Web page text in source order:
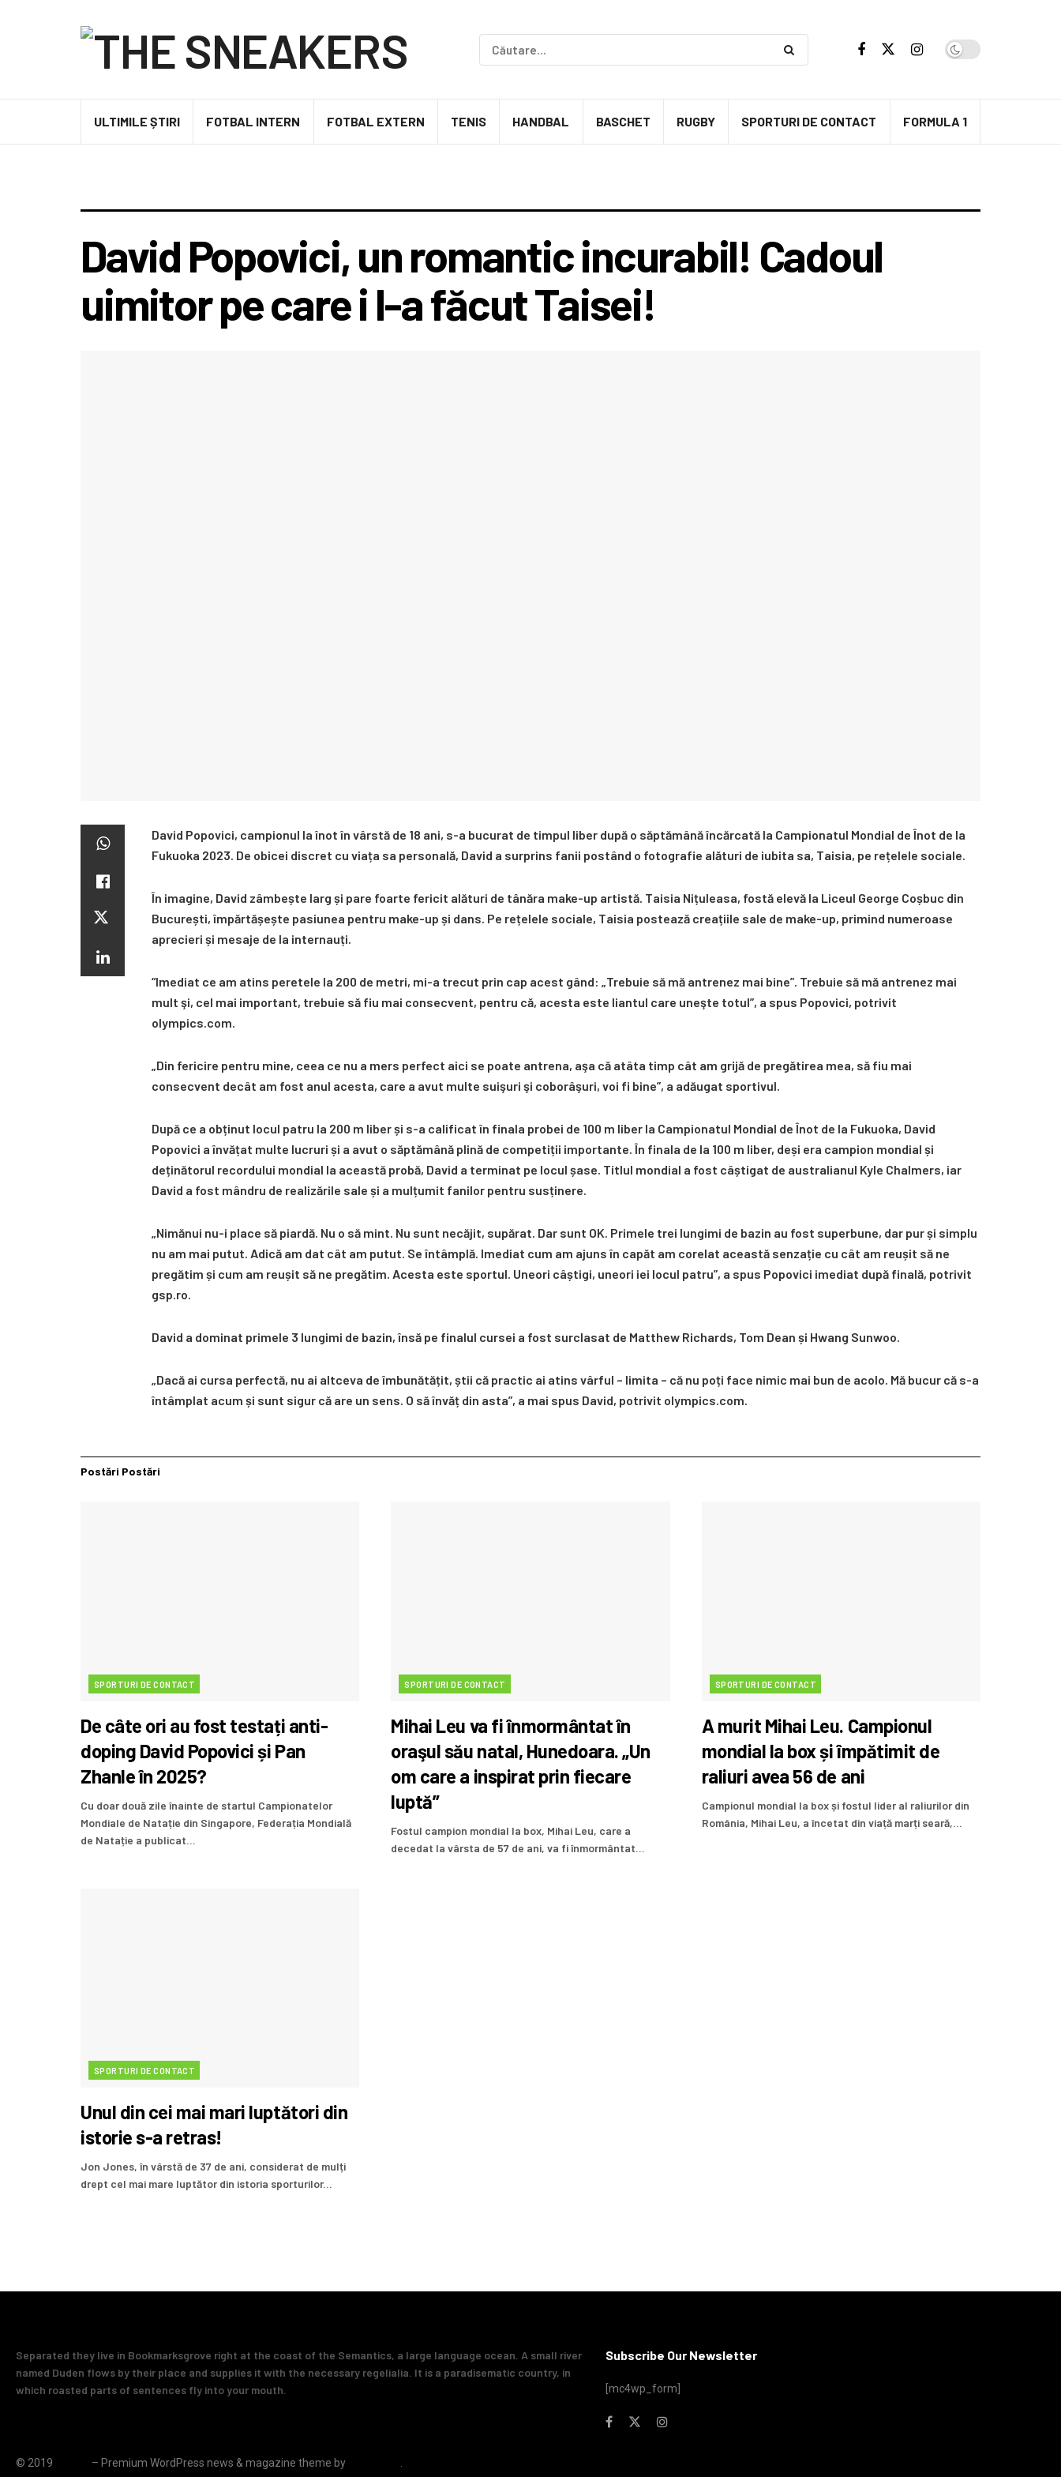
ULTIMILE ȘTIRI FOTBAL INTERN FOTBAL EXTERN TENIS HANDBAL BASCHET RUGBY SPORTURI DE CONTACT FORMULA 1
David Popovici, un romantic incurabil! Cadoul
uimitor pe care i l-a făcut Taisei!
David Popovici, campionul la înot în vârstă de 18 ani, s-a bucurat de timpul liber după o săptămână încărcată la Campionatul Mondial de Înot de la
Fukuoka 2023. De obicei discret cu viața sa personală, David a surprins fanii postând o fotografie alături de iubita sa, Taisia, pe rețelele sociale.
În imagine, David zâmbește larg și pare foarte fericit alături de tânăra make-up artistă. Taisia Nițuleasa, fostă elevă la Liceul George Coșbuc din
București, împărtășește pasiunea pentru make-up și dans. Pe rețelele sociale, Taisia postează creațiile sale de make-up, primind numeroase
aprecieri și mesaje de la internauți.
“Imediat ce am atins peretele la 200 de metri, mi-a trecut prin cap acest gând: „Trebuie să mă antrenez mai bine”. Trebuie să mă antrenez mai
mult şi, cel mai important, trebuie să fiu mai consecvent, pentru că, acesta este liantul care uneşte totul”, a spus Popovici, potrivit
olympics.com.
„Din fericire pentru mine, ceea ce nu a mers perfect aici se poate antrena, aşa că atâta timp cât am grijă de pregătirea mea, să fiu mai
consecvent decât am fost anul acesta, care a avut multe suişuri şi coborâşuri, voi fi bine”, a adăugat sportivul.
După ce a obținut locul patru la 200 m liber și s-a calificat în finala probei de 100 m liber la Campionatul Mondial de Înot de la Fukuoka, David
Popovici a învățat multe lucruri și a avut o săptămână plină de competiții importante. În finala de la 100 m liber, deși era campion mondial și
deținătorul recordului mondial la această probă, David a terminat pe locul șase. Titlul mondial a fost câștigat de australianul Kyle Chalmers, iar
David a fost mândru de realizările sale și a mulțumit fanilor pentru susținere.
„Nimănui nu-i place să piardă. Nu o să mint. Nu sunt necăjit, supărat. Dar sunt OK. Primele trei lungimi de bazin au fost superbune, dar pur și simplu
nu am mai putut. Adică am dat cât am putut. Se întâmplă. Imediat cum am ajuns în capăt am corelat această senzație cu cât am reușit să ne
pregătim și cum am reușit să ne pregătim. Acesta este sportul. Uneori câștigi, uneori iei locul patru”, a spus Popovici imediat după finală, potrivit
gsp.ro.
David a dominat primele 3 lungimi de bazin, însă pe finalul cursei a fost surclasat de Matthew Richards, Tom Dean și Hwang Sunwoo.
„Dacă ai cursa perfectă, nu ai altceva de îmbunătățit, știi că practic ai atins vârful – limita – că nu poți face nimic mai bun de acolo. Mă bucur că s-a
întâmplat acum și sunt sigur că are un sens. O să învăț din asta”, a mai spus David, potrivit olympics.com.
Postări Postări
SPORTURI DE CONTACT
De câte ori au fost testați anti-
doping David Popovici și Pan
Zhanle în 2025?
Cu doar două zile înainte de startul Campionatelor
Mondiale de Natație din Singapore, Federația Mondială
de Natație a publicat...
SPORTURI DE CONTACT
Mihai Leu va fi înmormântat în
oraşul său natal, Hunedoara. „Un
om care a inspirat prin fiecare
luptă”
Fostul campion mondial la box, Mihai Leu, care a
decedat la vârsta de 57 de ani, va fi înmormântat...
SPORTURI DE CONTACT
A murit Mihai Leu. Campionul
mondial la box și împătimit de
raliuri avea 56 de ani
Campionul mondial la box și fostul lider al raliurilor din
România, Mihai Leu, a încetat din viață marți seară,...
SPORTURI DE CONTACT
Unul din cei mai mari luptători din
istorie s-a retras!
Jon Jones, în vârstă de 37 de ani, considerat de mulți
drept cel mai mare luptător din istoria sporturilor...
Separated they live in Bookmarksgrove right at the coast of the Semantics, a large language ocean. A small river
named Duden flows by their place and supplies it with the necessary regelialia. It is a paradisematic country, in
which roasted parts of sentences fly into your mouth.
Subscribe Our Newsletter
[mc4wp_form]
© 2019 – Premium WordPress news & magazine theme by .